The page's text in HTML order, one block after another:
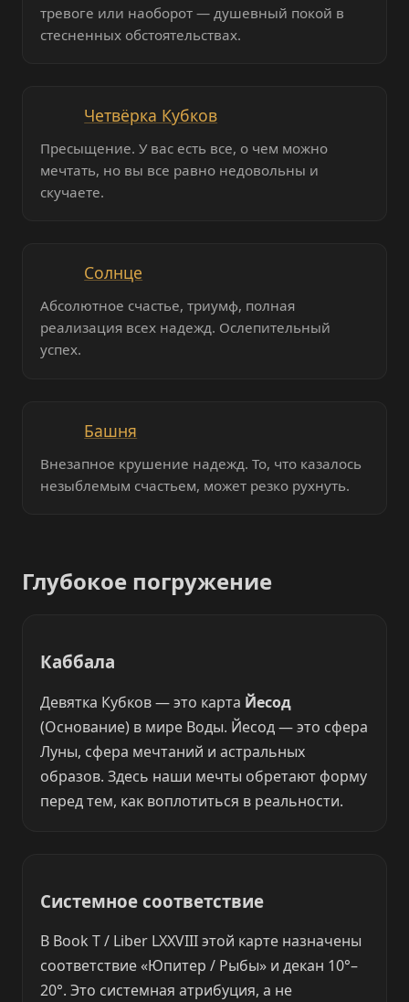
тревоге или наоборот — душевный покой в
стесненных обстоятельствах.
Четвёрка Кубков
Пресыщение. У вас есть все, о чем можно
мечтать, но вы все равно недовольны и
скучаете.
Солнце
Абсолютное счастье, триумф, полная
реализация всех надежд. Ослепительный
успех.
Башня
Внезапное крушение надежд. То, что казалось
незыблемым счастьем, может резко рухнуть.
Глубокое погружение
Каббала
Девятка Кубков — это карта Йесод
(Основание) в мире Воды. Йесод — это сфера
Луны, сфера мечтаний и астральных
образов. Здесь наши мечты обретают форму
перед тем, как воплотиться в реальности.
Системное соответствие
В Book T / Liber LXXVIII этой карте назначены
соответствие «Юпитер / Рыбы» и декан 10°–
20°. Это системная атрибуция, а не